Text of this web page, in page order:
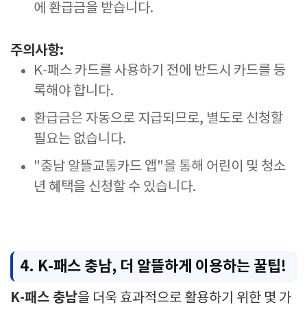
에 환급금을 받습니다.
주의사항:
K-패스 카드를 사용하기 전에 반드시 카드를 등
록해야 합니다.
환급금은 자동으로 지급되므로, 별도로 신청할
필요는 없습니다.
"충남 알뜰교통카드 앱"을 통해 어린이 및 청소
년 혜택을 신청할 수 있습니다.
4. K-패스 충남, 더 알뜰하게 이용하는 꿀팁!
K-패스 충남을 더욱 효과적으로 활용하기 위한 몇 가